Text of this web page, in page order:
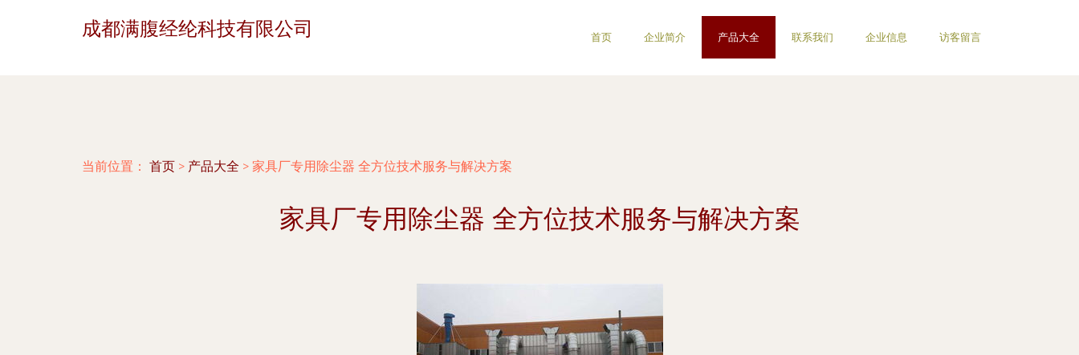
成都满腹经纶科技有限公司 首页 企业简介 产品大全 联系我们 企业信息 访客留言
当前位置： 首页 > 产品大全 > 家具厂专用除尘器 全方位技术服务与解决方案
家具厂专用除尘器 全方位技术服务与解决方案